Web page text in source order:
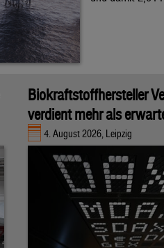
Biokraftstoffhersteller
verdient mehr als
4. August 2026, Leipzig